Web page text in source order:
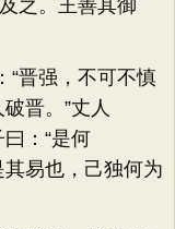
之。王善其御
晋强，不可不慎
晋。”丈人
：“是何
其易也，己独何为